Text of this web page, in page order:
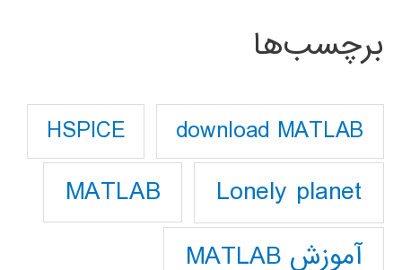
برچسب‌ها
download MATLAB
HSPICE
Lonely planet
MATLAB
آموزش MATLAB